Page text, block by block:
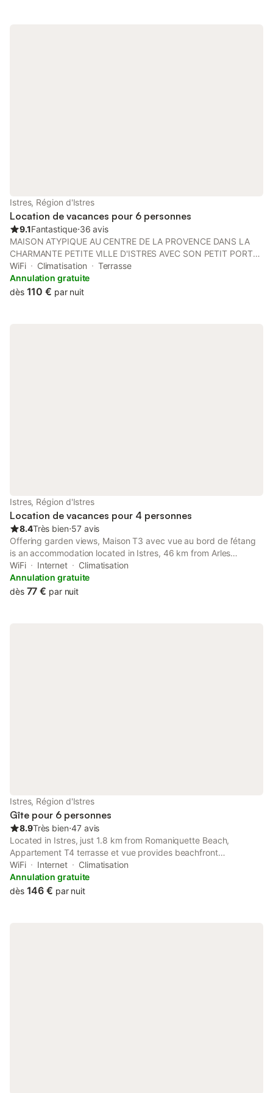
Istres, Région d'Istres
Location de vacances pour 6 personnes
9.1Fantastique⋅36 avis
MAISON ATYPIQUE AU CENTRE DE LA PROVENCE DANS LA
CHARMANTE PETITE VILLE D'ISTRES AVEC SON PETIT PORT
DE PLAISANCE. PARFAIT PIED A TERRE A 2 PAS DE LA MER
POUR VISITER LES ALPILLES, ARLES, LE LUBERON, LA
CAMARGUE, ARLES, MARSEILLE AVEC SES CALANQUES, AIX
WiFi Climatisation
Terrasse
Annulation gratuite
dès 110 € par nuit
Istres, Région d'Istres
Location de vacances pour 4 personnes
8.4Très bien⋅57 avis
Offering garden views, Maison T3 avec vue au bord de l’étang
is an accommodation located in Istres, 46 km from Arles
Amphitheatre and 50 km from Les Terrasses du Port Shopping
Centre.
WiFi Internet
Climatisation
Annulation gratuite
dès 77 € par nuit
Istres, Région d'Istres
Gîte pour 6 personnes
8.9Très bien⋅47 avis
Located in Istres, just 1.8 km from Romaniquette Beach,
Appartement T4 terrasse et vue provides beachfront
accommodation with free WiFi. The air-conditioned
accommodation is 46 km from Arles Amphitheatre.
WiFi Internet
Climatisation
Annulation gratuite
dès 146 € par nuit